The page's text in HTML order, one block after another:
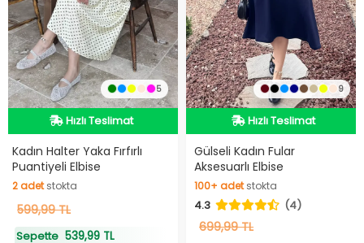
5
Hızlı Teslimat
Videolu Ürün
Hızlı Teslimat
Kadın Halter Yaka Fırfırlı
Puantiyeli Elbise
2adetstokta
2adetstokta
599,99 TL
Sepette 539,99 TL
9
Hızlı Teslimat
Videolu Ürün
Hızlı Teslimat
Gülseli Kadın Fular
Aksesuarlı Elbise
100+ adetstokta
100+adetstokta
4.3 (4)
699,99 TL